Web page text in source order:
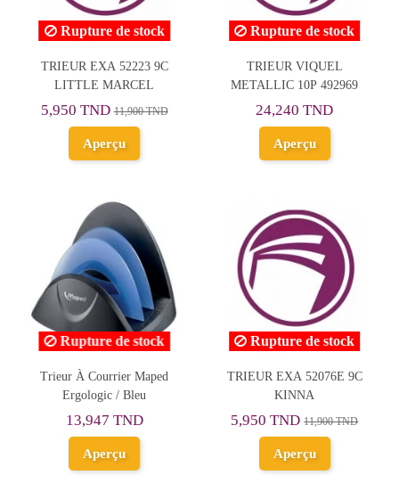
Rupture de stock
TRIEUR EXA 52223 9C
LITTLE MARCEL
5,950 TND11,900 TND
Aperçu
Rupture de stock
TRIEUR VIQUEL
METALLIC 10P 492969
24,240 TND
Aperçu
Rupture de stock
Trieur À Courrier Maped
Ergologic / Bleu
13,947 TND
Aperçu
Rupture de stock
TRIEUR EXA 52076E 9C
KINNA
5,950 TND11,900 TND
Aperçu